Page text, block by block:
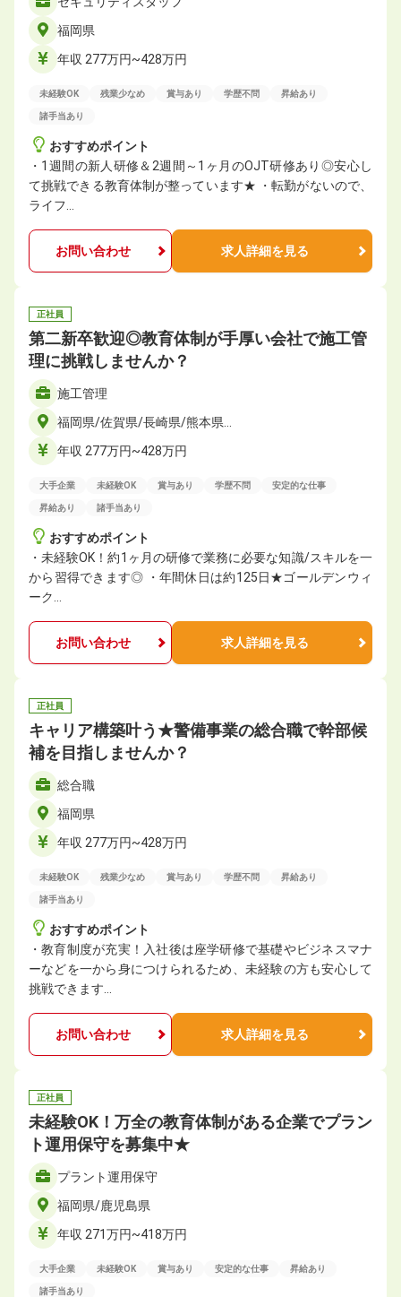
福岡県
年収 277万円~428万円
未経験OK 残業少なめ 賞与あり 学歴不問 昇給あり
諸手当あり
おすすめポイント
・1週間の新人研修＆2週間～1ヶ月のOJT研修あり◎安心し
て挑戦できる教育体制が整っています★ ・転勤がないので、
ライフ…
お問い合わせ 求人詳細を見る
正社員
第二新卒歓迎◎教育体制が手厚い会社で施工管
理に挑戦しませんか？
施工管理
福岡県/佐賀県/長崎県/熊本県…
年収 277万円~428万円
大手企業 未経験OK 賞与あり 学歴不問 安定的な仕事
昇給あり 諸手当あり
おすすめポイント
・未経験OK！約1ヶ月の研修で業務に必要な知識/スキルを一
から習得できます◎ ・年間休日は約125日★ゴールデンウィ
ーク…
お問い合わせ 求人詳細を見る
正社員
キャリア構築叶う★警備事業の総合職で幹部候
補を目指しませんか？
総合職
福岡県
年収 277万円~428万円
未経験OK 残業少なめ 賞与あり 学歴不問 昇給あり
諸手当あり
おすすめポイント
・教育制度が充実！入社後は座学研修で基礎やビジネスマナ
ーなどを一から身につけられるため、未経験の方も安心して
挑戦できます…
お問い合わせ 求人詳細を見る
正社員
未経験OK！万全の教育体制がある企業でプラン
ト運用保守を募集中★
プラント運用保守
福岡県/鹿児島県
年収 271万円~418万円
大手企業 未経験OK 賞与あり 安定的な仕事 昇給あり
諸手当あり